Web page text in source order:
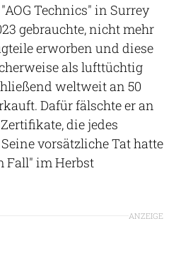
Technics" in Surrey
gebrauchte, nicht mehr
erworben und diese
als lufttüchtig
weltweit an 50
Dafür fälschte er an
die jedes
vorsätzliche Tat hatte
Fall" im Herbst
ANZEIGE